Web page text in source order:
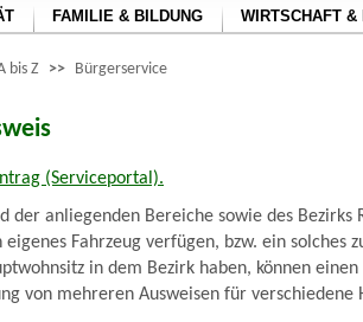
FAMILIE & BILDUNG WIRTSCHAFT &
bis Z >> Bürgerservice
(Serviceportal).
der anliegenden Bereiche sowie des Bezirks
eigenes Fahrzeug verfügen, bzw. ein solches
in dem Bezirk haben, können
von mehreren Ausweisen für